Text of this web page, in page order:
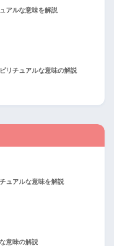
アルな意味を解説
リチュアルな意味の解説
ュアルな意味を解説
意味の解説